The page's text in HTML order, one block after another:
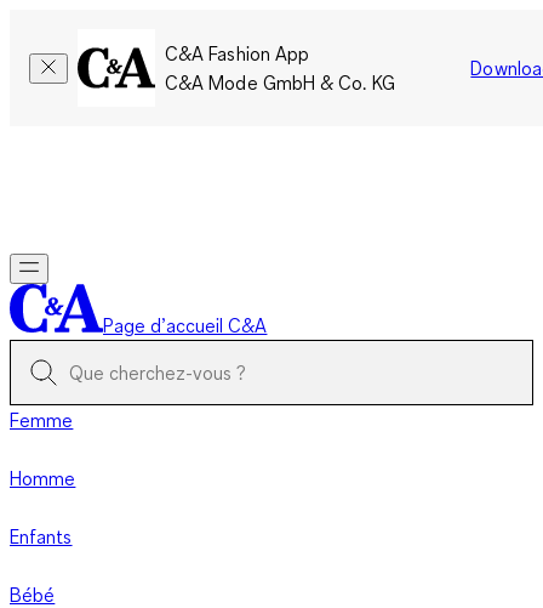
C&A Fashion App
C&A Mode GmbH & Co. KG
Page d’accueil C&A
Femme
Homme
Enfants
Bébé